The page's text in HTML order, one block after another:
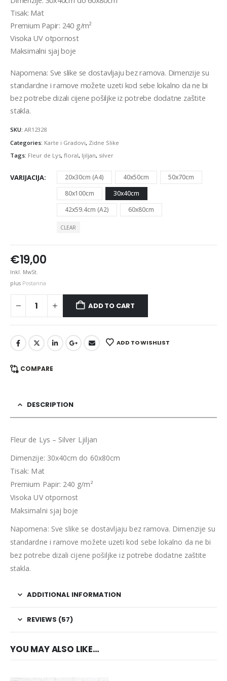
Tisak: Mat
Premium Papir: 240 g/m²
Visoka UV otpornost
Maksimalni sjaj boje
Napomena: Sve slike se dostavljaju bez ramova. Dimenzije su
standardne i ramove možete uzeti kod sebe lokalno da ne bi
bez potrebe dizali cijene pošiljke iz potrebe dodatne zaštite
stakla.
SKU: AR12328
Categories: Karte i Gradovi, Zidne Slike
Tags: Fleur de Lys, floral, ljiljan, silver
VARIJACIJA 20x30cm (A4) 40x50cm
50x70cm
80x100cm
30x40cm
42x59.4cm (A2)
60x80cm
CLEAR
€19,00
Inkl. MwSt.
plus Postarina
ADD TO CART
ADD TO WISHLIST
COMPARE
DESCRIPTION
Fleur de Lys – Silver Ljiljan
Dimenzije: 30x40cm do 60x80cm
Tisak: Mat
Premium Papir: 240 g/m²
Visoka UV otpornost
Maksimalni sjaj boje
Napomena: Sve slike se dostavljaju bez ramova. Dimenzije su
standardne i ramove možete uzeti kod sebe lokalno da ne bi
bez potrebe dizali cijene pošiljke iz potrebe dodatne zaštite
stakla.
ADDITIONAL INFORMATION
REVIEWS (57)
YOU MAY ALSO LIKE…